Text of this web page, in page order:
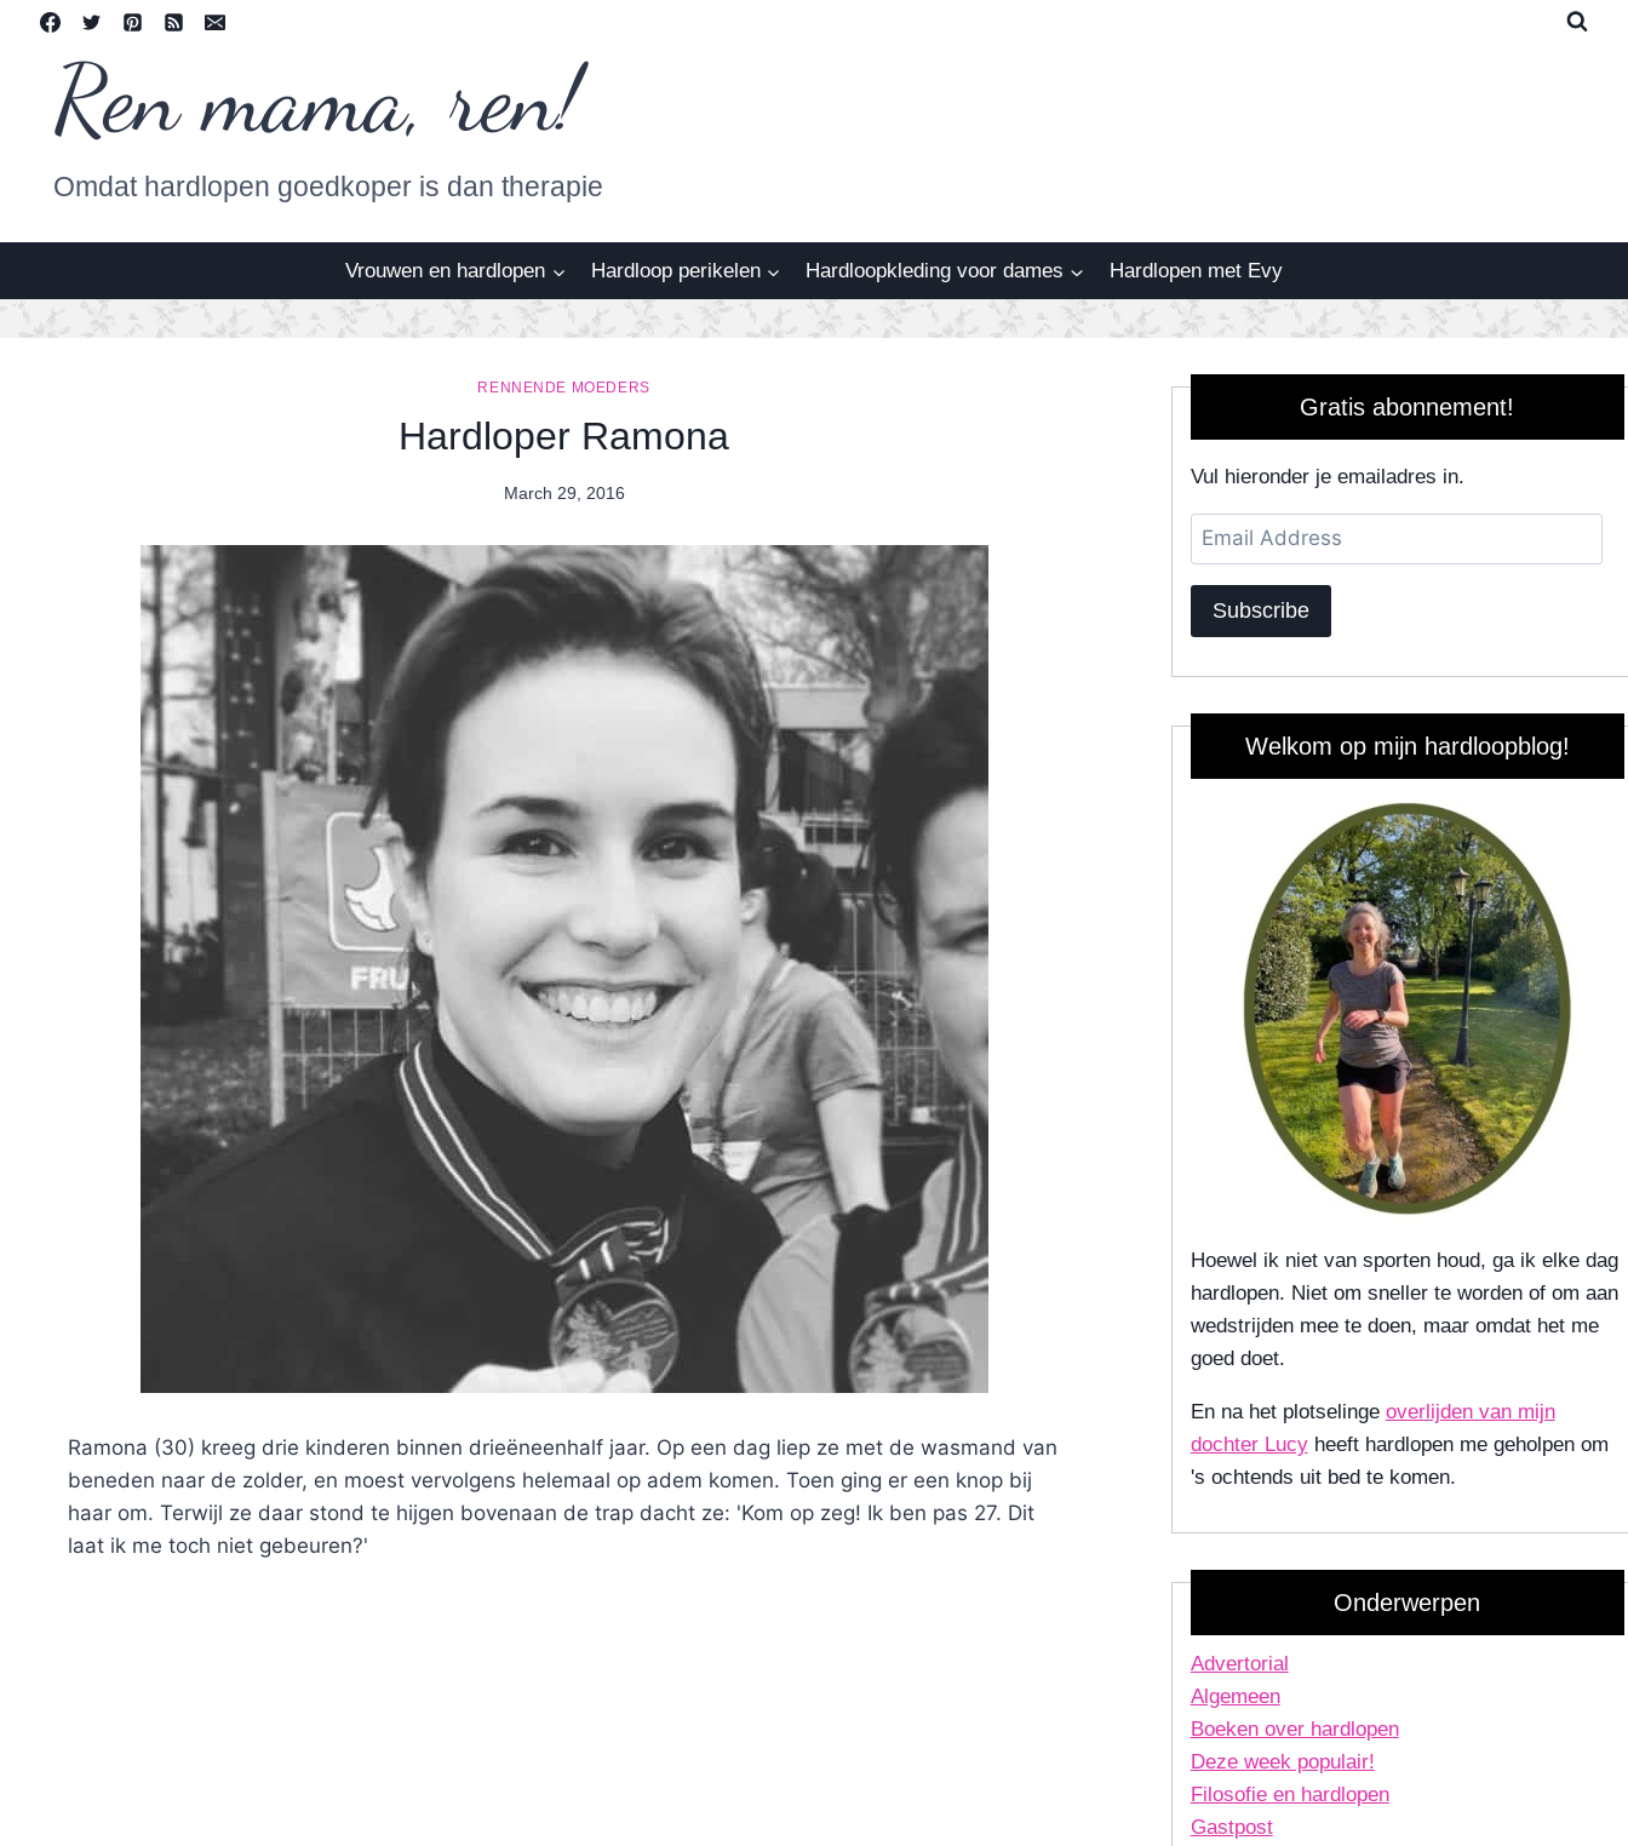
contentRen mama, ren!
Omdat hardlopen goedkoper is dan therapie
Vrouwen en hardlopen Hardloop perikelen Hardloopkleding voor dames Hardlopen met Evy
RENNENDE MOEDERS
Hardloper Ramona
By
March 29, 2016
Ramona (30) kreeg drie kinderen binnen drieëneenhalf jaar. Op een dag liep ze met de wasmand van
beneden naar de zolder, en moest vervolgens helemaal op adem komen. Toen ging er een knop bij
haar om. Terwijl ze daar stond te hijgen bovenaan de trap dacht ze: 'Kom op zeg! Ik ben pas 27. Dit
laat ik me toch niet gebeuren?'
Gratis abonnement!
Vul hieronder je emailadres in.
Email
Address
Subscribe
Welkom op mijn hardloopblog!
Hoewel ik niet van sporten houd, ga ik elke dag
hardlopen. Niet om sneller te worden of om aan
wedstrijden mee te doen, maar omdat het me
goed doet.
En na het plotselinge overlijden van mijn
dochter Lucyheeft hardlopen me geholpen om
's ochtends uit bed te komen.
Onderwerpen
Advertorial
Algemeen
Boeken over hardlopen
Deze week populair!
Filosofie en hardlopen
Gastpost